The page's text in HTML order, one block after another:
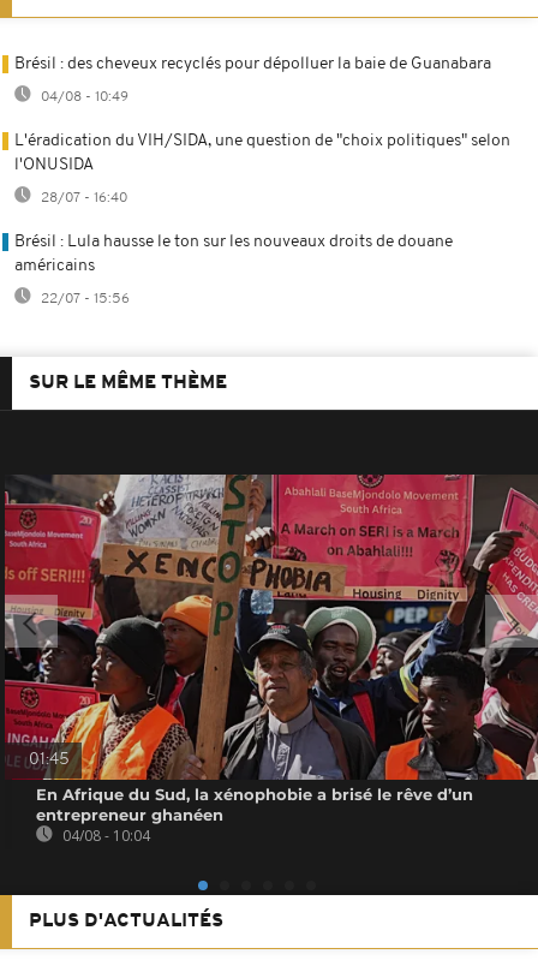
Brésil : des cheveux recyclés pour dépolluer la baie de Guanabara
04/08 - 10:49
L'éradication du VIH/SIDA, une question de "choix politiques" selon
l'ONUSIDA
28/07 - 16:40
Brésil : Lula hausse le ton sur les nouveaux droits de douane
américains
22/07 - 15:56
SUR LE MÊME THÈME
01:45
En Afrique du Sud, la xénophobie a brisé le rêve d’un
entrepreneur ghanéen
04/08 - 10:04
PLUS D'ACTUALITÉS